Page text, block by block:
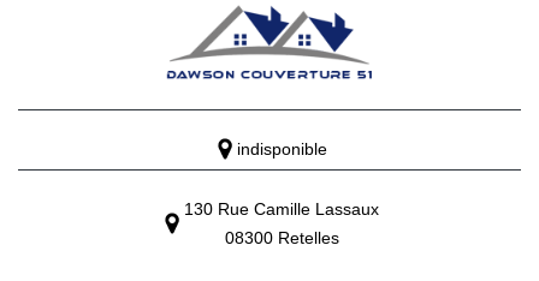
indisponible
130 Rue Camille Lassaux
08300 Retelles